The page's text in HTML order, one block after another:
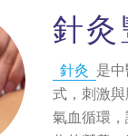
針灸
針灸
是
式，刺激
氣血循環